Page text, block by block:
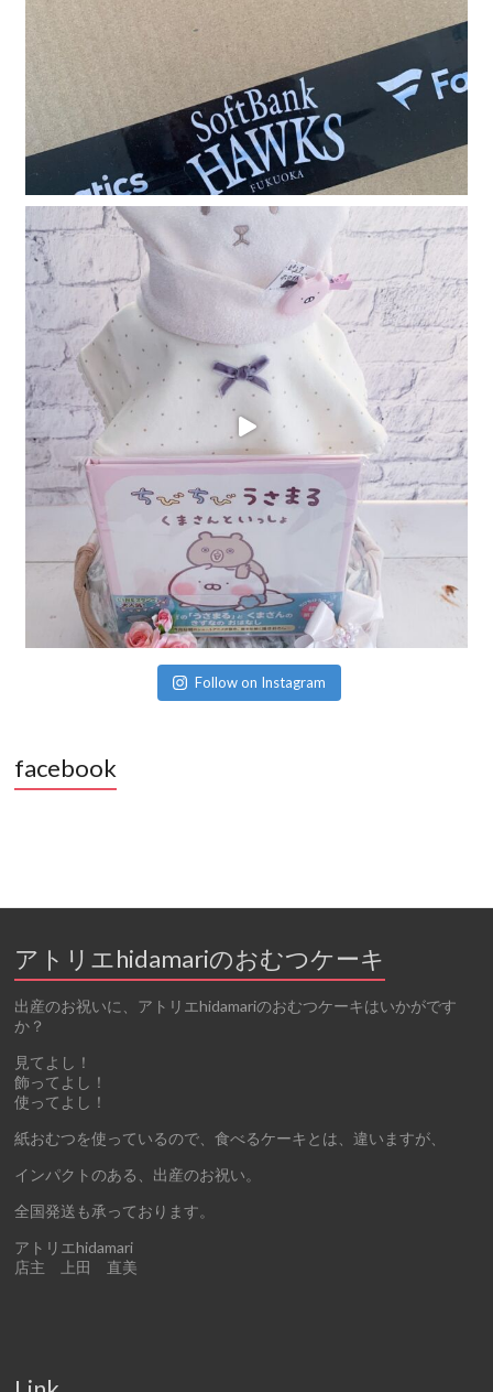
Follow on Instagram
facebook
アトリエhidamariのおむつケーキ
出産のお祝いに、アトリエhidamariのおむつケーキはいかがです
か？
見てよし！
飾ってよし！
使ってよし！
紙おむつを使っているので、食べるケーキとは、違いますが、
インパクトのある、出産のお祝い。
全国発送も承っております。
アトリエhidamari
店主 上田 直美